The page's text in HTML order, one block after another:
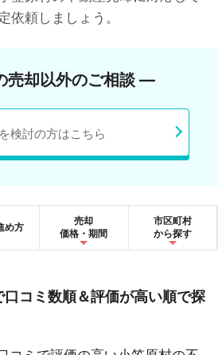
依頼しましょう。
売却以外のご相談 ―
検討の方はこちら
め方
売却
価格・期間
市区町村
から探す
コミ数順＆評価が高い順で探